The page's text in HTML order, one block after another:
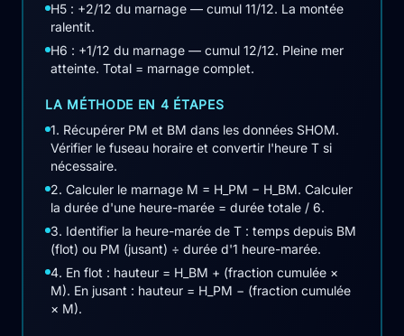
H5 : +2/12 du marnage — cumul 11/12. La montée
ralentit.
H6 : +1/12 du marnage — cumul 12/12. Pleine mer
atteinte. Total = marnage complet.
LA MÉTHODE EN 4 ÉTAPES
1. Récupérer PM et BM dans les données SHOM.
Vérifier le fuseau horaire et convertir l'heure T si
nécessaire.
2. Calculer le marnage M = H_PM − H_BM. Calculer
la durée d'une heure-marée = durée totale / 6.
3. Identifier la heure-marée de T : temps depuis BM
(flot) ou PM (jusant) ÷ durée d'1 heure-marée.
4. En flot : hauteur = H_BM + (fraction cumulée ×
M). En jusant : hauteur = H_PM − (fraction cumulée
× M).